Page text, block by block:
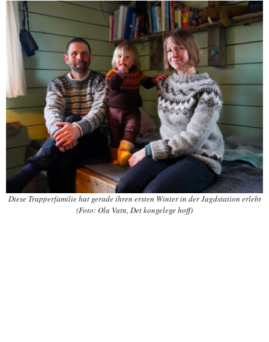
Diese Trapperfamilie hat gerade ihren ersten Winter in der Jagdstation erlebt
(Foto: Ola Vatn, Det kongelege hoff)